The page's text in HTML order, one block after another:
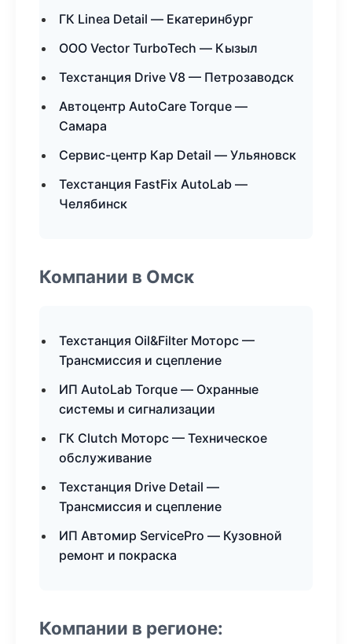
ГК Linea Detail — Екатеринбург
ООО Vector TurboTech — Кызыл
Техстанция Drive V8 — Петрозаводск
Автоцентр AutoCare Torque —
Самара
Сервис-центр Кар Detail — Ульяновск
Техстанция FastFix AutoLab —
Челябинск
Компании в Омск
Техстанция Oil&Filter Моторс —
Трансмиссия и сцепление
ИП AutoLab Torque — Охранные
системы и сигнализации
ГК Clutch Моторс — Техническое
обслуживание
Техстанция Drive Detail —
Трансмиссия и сцепление
ИП Автомир ServicePro — Кузовной
ремонт и покраска
Компании в регионе: